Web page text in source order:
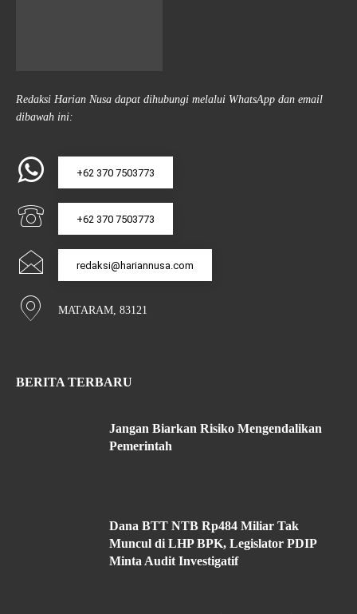
Redaksi Harian Nusa dapat dihubungi melalui WhatsApp dan email
dibawah ini:
+62 370 7503773
+62 370 7503773
redaksi@hariannusa.com
MATARAM, 83121
BERITA TERBARU
Jangan Biarkan Risiko Mengendalikan
Pemerintah
Dana BTT NTB Rp484 Miliar Tak
Muncul di LHP BPK, Legislator PDIP
Minta Audit Investigatif